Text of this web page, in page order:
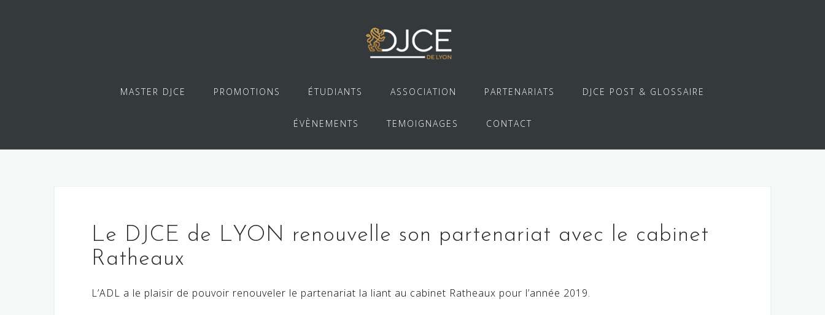
MASTER DJCE PROMOTIONS ÉTUDIANTS ASSOCIATION PARTENARIATS DJCE POST & GLOSSAIRE
ÉVÈNEMENTS TEMOIGNAGES CONTACT
Le DJCE de LYON renouvelle son partenariat avec le cabinet
Ratheaux
L’ADL a le plaisir de pouvoir renouveler le partenariat la liant au cabinet Ratheaux pour l’année 2019.